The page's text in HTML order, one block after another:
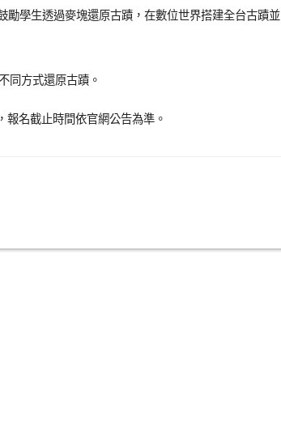
學生透過麥塊還原古蹟，在數位世界搭建全台古蹟並
同方式還原古蹟。
報名截止時間依官網公告為準。